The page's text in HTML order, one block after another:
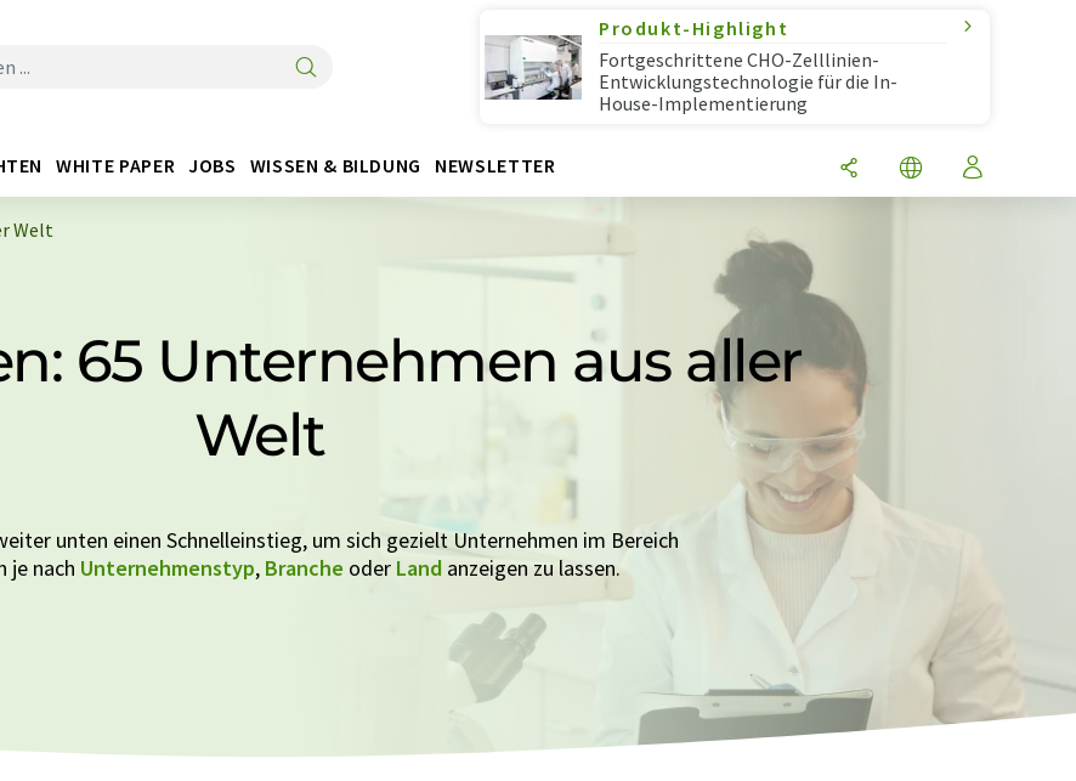
Produkt-Highlight
Fortgeschrittene CHO-Zelllinien-
Entwicklungstechnologie für die In-
House-Implementierung
WHITE PAPER JOBS WISSEN & BILDUNG NEWSLETTER
Welt
65 Unternehmen aus aller
Welt
unten einen Schnelleinstieg, um sich gezielt Unternehmen im Bereich
je nach Unternehmenstyp, Branche oder Land anzeigen zu lassen.